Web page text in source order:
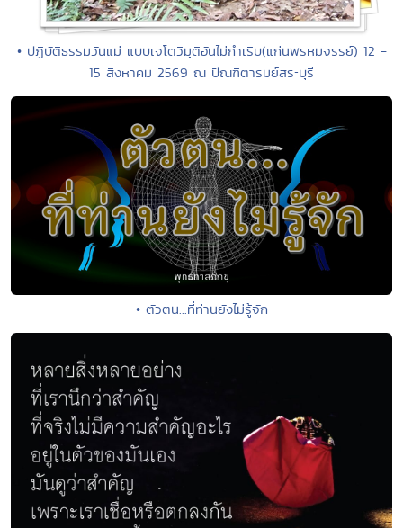
• ปฏิบัติธรรมวันแม่ แบบเจโตวิมุติอันไม่กำเริบ(แก่นพรหมจรรย์) 12 -
15 สิงหาคม 2569 ณ ปัณฑิตารมย์สระบุรี
• ตัวตน...ที่ท่านยังไม่รู้จัก